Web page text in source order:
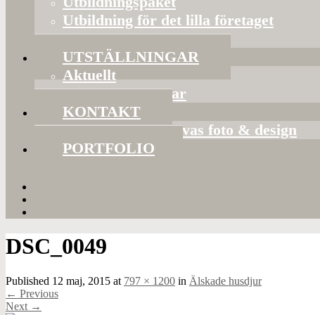
Utbildning för det lilla företaget
Bildorganisering
UTSTÄLLNINGAR
Aktuellt
Mina utställningar
KONTAKT
Presentkort hos Evas foto & design
PORTFOLIO
DSC_0049
Published 12 maj, 2015 at 797 × 1200 in Älskade husdjur
← Previous
Next →